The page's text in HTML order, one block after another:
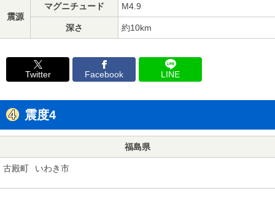
震源
マグニチュード M4.9
深さ 約10km
Twitter Facebook LINE
震度4
福島県
古殿町 いわき市